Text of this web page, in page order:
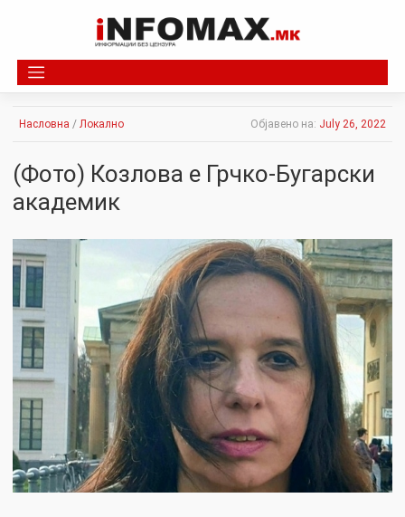
Насловна / Локално Објавено на: July 26, 2022
(Фото) Козлова е Грчко-Бугарски
академик